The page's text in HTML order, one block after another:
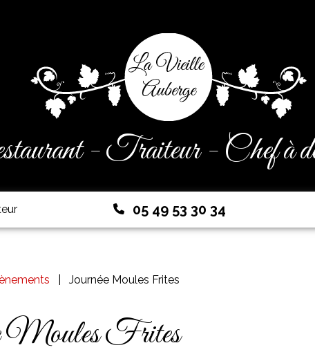
- Traiteur - Chef à
05 49 53 30 34
Journée Moules Frites
Moules Frites